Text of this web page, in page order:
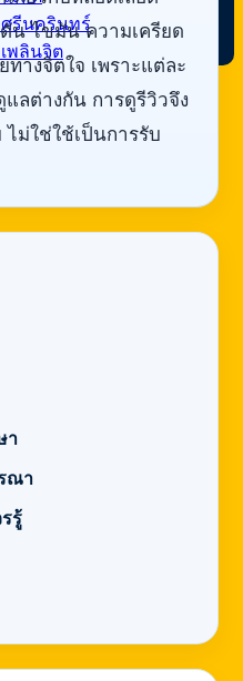
ศรีนครินทร์
พลินจิต
น ไขมัน ความเครียด
างจิตใจ เพราะแต่ละ
ลต่างกัน การดูรีวิวจึง
ไม่ใช่ใช้เป็นการรับ
า
ณา
รู้